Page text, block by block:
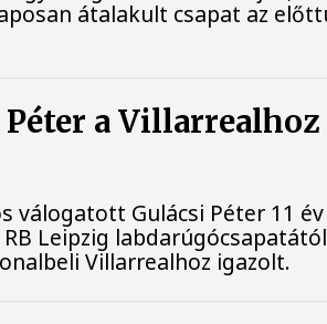
átalakult csapat az
Péter a Villarrealhoz
válogatott Gulácsi Péter 11
Leipzig
Villarrealhoz igazolt.